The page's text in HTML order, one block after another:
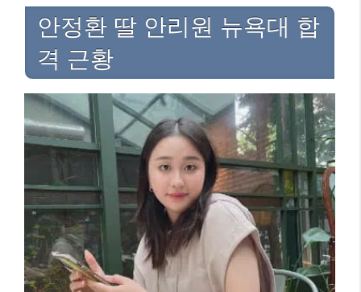
안정환 딸 안리원 뉴욕대 합
격 근황